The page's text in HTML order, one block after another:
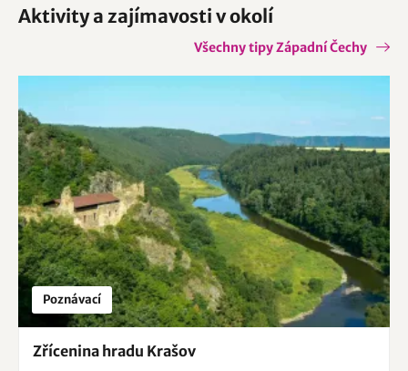
Aktivity a zajímavosti v okolí
Všechny tipy Západní Čechy
Poznávací
Zřícenina hradu Krašov